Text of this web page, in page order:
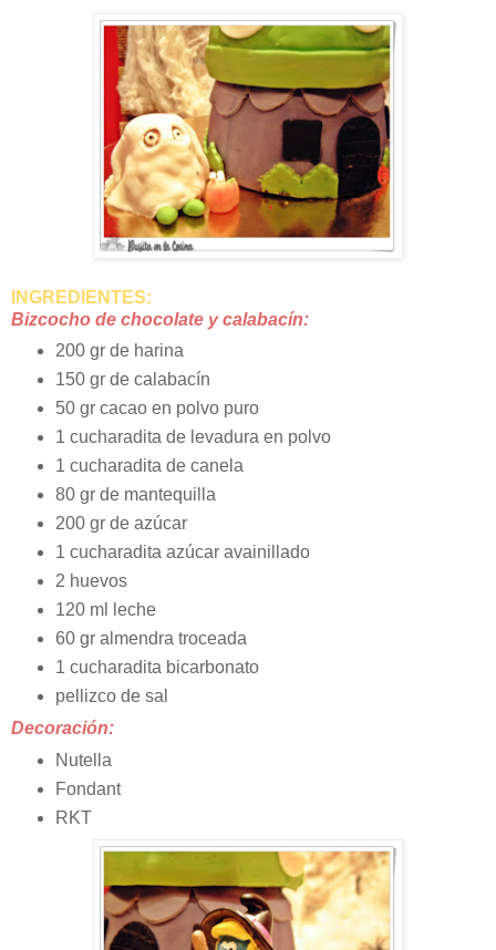
INGREDIENTES:
Bizcocho de chocolate y calabacín:
200 gr de harina
150 gr de calabacín
50 gr cacao en polvo puro
1 cucharadita de levadura en polvo
1 cucharadita de canela
80 gr de mantequilla
200 gr de azúcar
1 cucharadita azúcar avainillado
2 huevos
120 ml leche
60 gr almendra troceada
1 cucharadita bicarbonato
pellizco de sal
Decoración:
Nutella
Fondant
RKT